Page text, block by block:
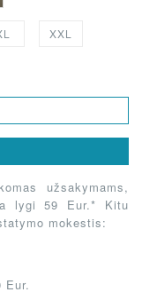
XXL
užsakymams,
lygi 59 Eur.* Kitu
mokestis:
Eur.